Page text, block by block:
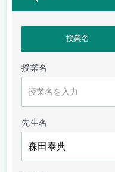
授業名
授業名
先生名